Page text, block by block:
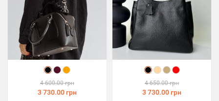
4 600.00 грн
3 730.00 грн
4 650.00 грн
3 730.00 грн